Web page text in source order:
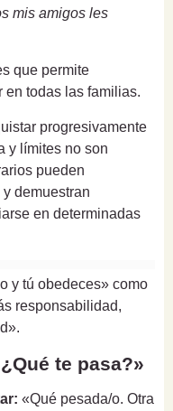
mis amigos les
que permite
en todas las familias.
progresivamente
y límites no son
pueden
demuestran
en determinadas
y tú obedeces» como
responsabilidad,
te pasa?»
«Qué pesada/o. Otra